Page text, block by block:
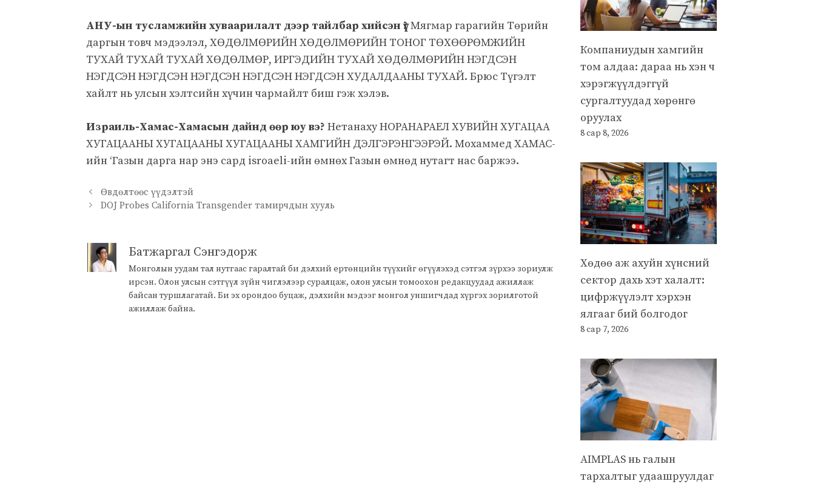
АНУ-ын тусламжийн хуваарилалт дээр тайлбар хийсэн үү?Мягмар гарагийн Төрийн
даргын товч мэдээлэл, ХӨДӨЛМӨРИЙН ХӨДӨЛМӨРИЙН ТОНОГ ТӨХӨӨРӨМЖИЙН
ТУХАЙ ТУХАЙ ТУХАЙ ХӨДӨЛМӨР, ИРГЭДИЙН ТУХАЙ ХӨДӨЛМӨРИЙН НЭГДСЭН
НЭГДСЭН НЭГДСЭН НЭГДСЭН НЭГДСЭН НЭГДСЭН ХУДАЛДААНЫ ТУХАЙ. Брюс Түгэлт
хайлт нь улсын хэлтсийн хүчин чармайлт биш гэж хэлэв.
Израиль-Хамас-Хамасын дайнд өөр юу вэ? Нетанаху НОРАНАРАЕЛ ХУВИЙН ХУГАЦАА
ХУГАЦААНЫ ХУГАЦААНЫ ХУГАЦААНЫ ХАМГИЙН ДЭЛГЭРЭНГЭЭРЭЙ. Мохаммед ХАМАС-
ийн ‘Газын дарга нар энэ сард isroaeli-ийн өмнөх Газын өмнөд нутагт нас баржээ.
Өвдөлтөөс үүдэлтэй
DOJ Probes California Transgender тамирчдын хууль
Батжаргал Сэнгэдорж
Монголын уудам тал нутгаас гаралтай би дэлхий ертөнцийн түүхийг өгүүлэхэд сэтгэл зүрхээ зориулж
ирсэн. Олон улсын сэтгүүл зүйн чиглэлээр суралцаж, олон улсын томоохон редакцуудад ажиллаж
байсан туршлагатай. Би эх орондоо буцаж, дэлхийн мэдээг монгол уншигчдад хүргэх зорилготой
ажиллаж байна.
Компаниудын хамгийн
том алдаа: дараа нь хэн ч
хэрэгжүүлдэггүй
сургалтуудад хөрөнгө
оруулах
8 сар 8, 2026
Хөдөө аж ахуйн хүнсний
сектор дахь хэт халалт:
цифржүүлэлт хэрхэн
ялгааг бий болгодог
8 сар 7, 2026
AIMPLAS нь галын
тархалтыг удаашруулдаг